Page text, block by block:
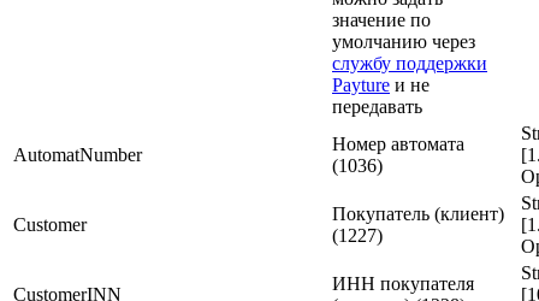
значение по
умолчанию через
службу поддержки
Payture и не
передавать
AutomatNumber
Номер автомата
(1036)
Customer
Покупатель (клиент)
(1227)
CustomerINN
ИНН покупателя